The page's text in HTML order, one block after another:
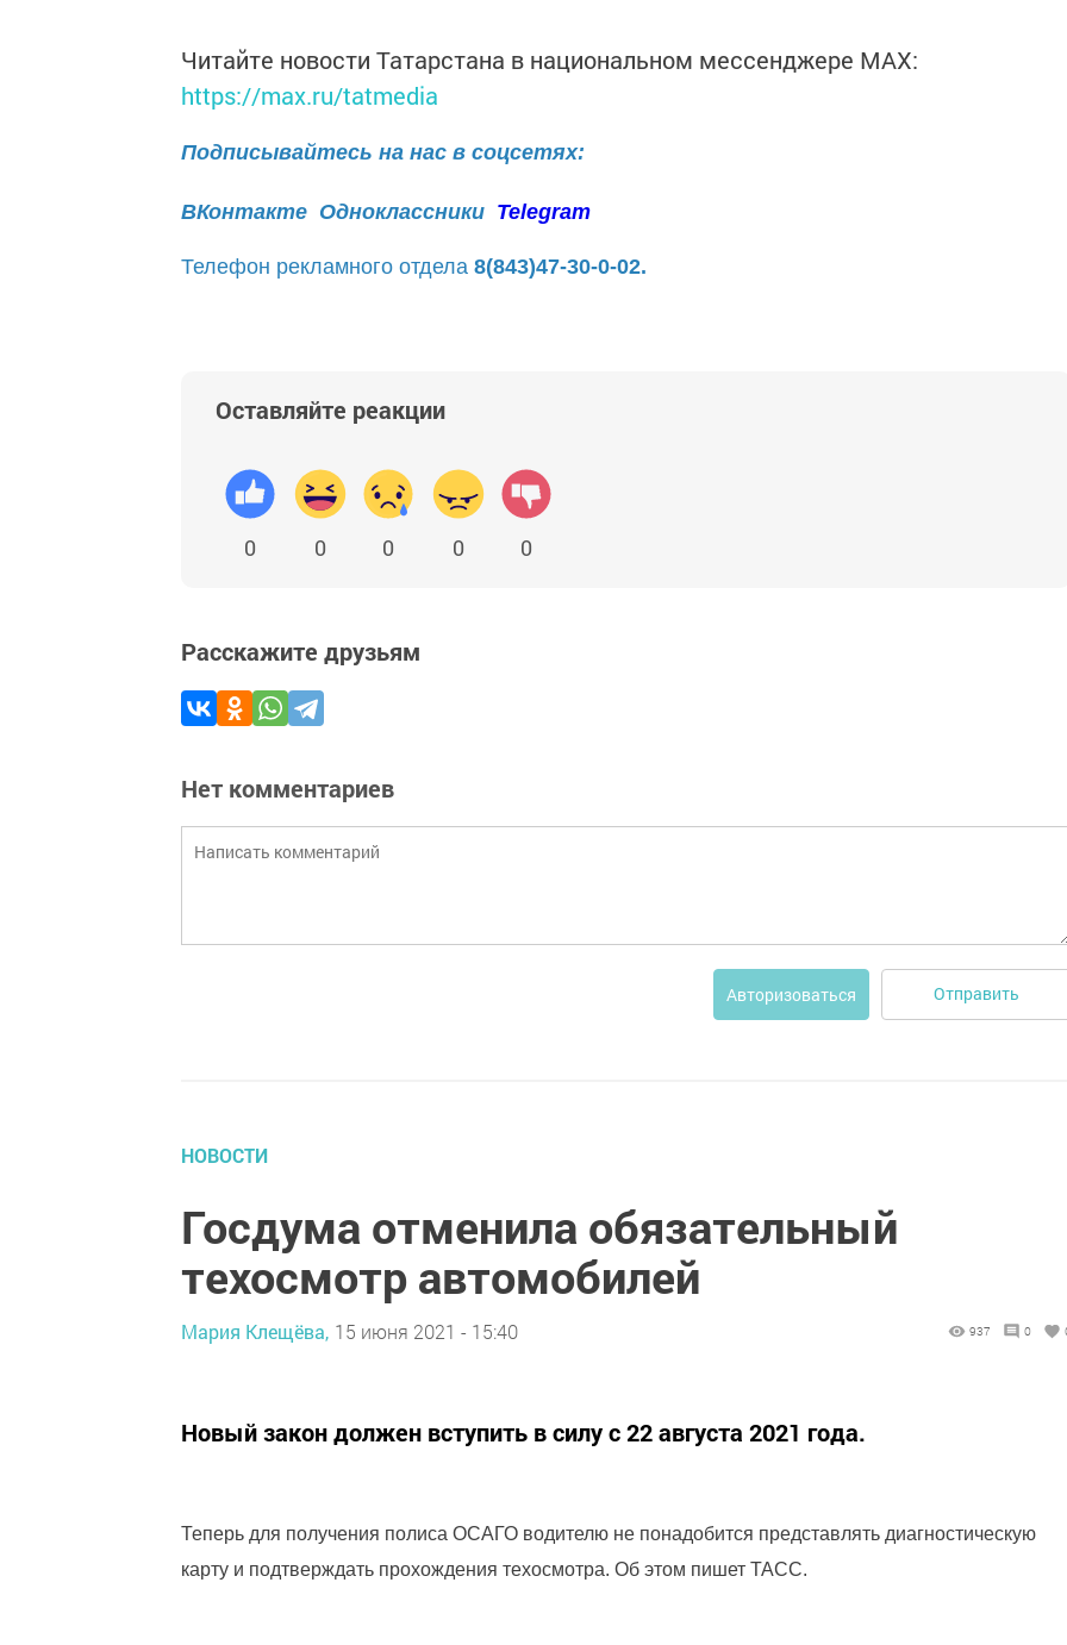
Читайте новости Татарстана в национальном мессенджере MАХ:
https://max.ru/tatmedia
Подписывайтесь на нас в соцсетях:
ВКонтакте Одноклассники Telegram
Телефон рекламного отдела 8(843)47-30-0-02.
Оставляйте реакции
0 0 0 0 0
Расскажите друзьям
Нет комментариев
Авторизоваться Отправить
НОВОСТИ
Госдума отменила обязательный
техосмотр автомобилей
Мария Клещёва, 15 июня 2021 - 15:40 937 0
Новый закон должен вступить в силу с 22 августа 2021 года.
Теперь для получения полиса ОСАГО водителю не понадобится представлять диагностическую
карту и подтверждать прохождения техосмотра. Об этом пишет ТАСС.